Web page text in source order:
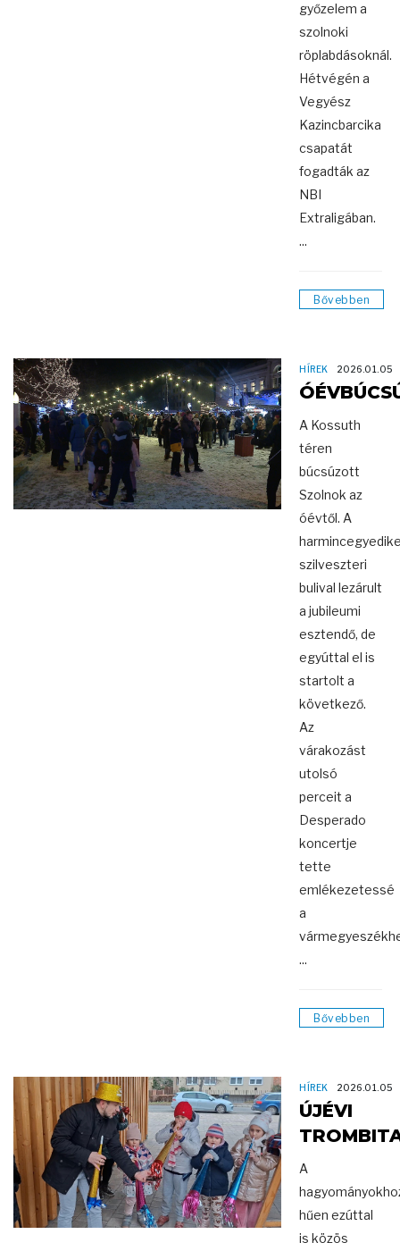
győzelem a
szolnoki
röplabdásoknál.
Hétvégén a
Vegyész
Kazincbarcika
csapatát
fogadták az
NBI
Extraligában.
...
Bővebben
HÍREK 2026.01.05
A Kossuth
téren
búcsúzott
Szolnok az
óévtől. A
szilveszteri
bulival lezárult
a jubileumi
esztendő, de
egyúttal el is
startolt a
következő.
Az
várakozást
utolsó
perceit a
Desperado
koncertje
tette
emlékezetessé
a
...
Bővebben
HÍREK 2026.01.05
ÚJÉVI
A
hűen ezúttal
is közös